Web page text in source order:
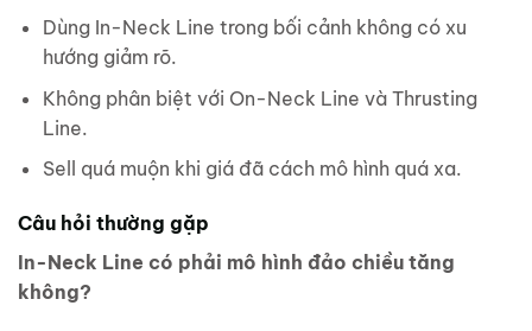
Dùng In-Neck Line trong bối cảnh không có xu
hướng giảm rõ.
Không phân biệt với On-Neck Line và Thrusting
Line.
Sell quá muộn khi giá đã cách mô hình quá xa.
Câu hỏi thường gặp
In-Neck Line có phải mô hình đảo chiều tăng
không?